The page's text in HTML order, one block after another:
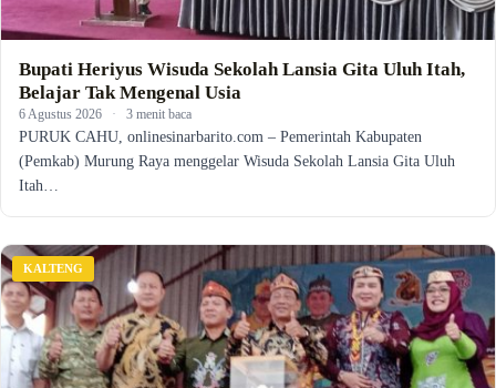
Bupati Heriyus Wisuda Sekolah Lansia Gita Uluh Itah,
Belajar Tak Mengenal Usia
6 Agustus 2026 · 3 menit baca
PURUK CAHU, onlinesinarbarito.com – Pemerintah Kabupaten
(Pemkab) Murung Raya menggelar Wisuda Sekolah Lansia Gita Uluh
Itah…
KALTENG